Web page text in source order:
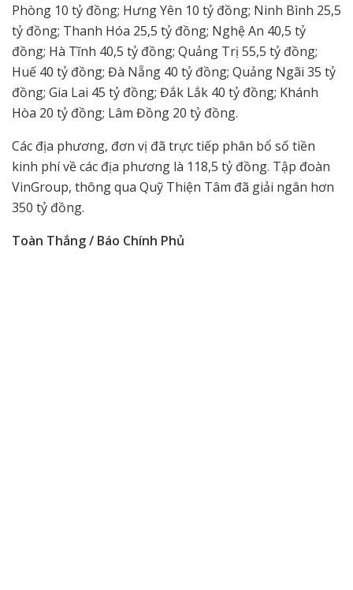
Phòng 10 tỷ đồng; Hưng Yên 10 tỷ đồng; Ninh Bình 25,5
tỷ đồng; Thanh Hóa 25,5 tỷ đồng; Nghệ An 40,5 tỷ
đồng; Hà Tĩnh 40,5 tỷ đồng; Quảng Trị 55,5 tỷ đồng;
Huế 40 tỷ đồng; Đà Nẵng 40 tỷ đồng; Quảng Ngãi 35 tỷ
đồng; Gia Lai 45 tỷ đồng; Đắk Lắk 40 tỷ đồng; Khánh
Hòa 20 tỷ đồng; Lâm Đồng 20 tỷ đồng.
Các địa phương, đơn vị đã trực tiếp phân bổ số tiền
kinh phí về các địa phương là 118,5 tỷ đồng. Tập đoàn
VinGroup, thông qua Quỹ Thiện Tâm đã giải ngân hơn
350 tỷ đồng.
Toàn Thắng / Báo Chính Phủ